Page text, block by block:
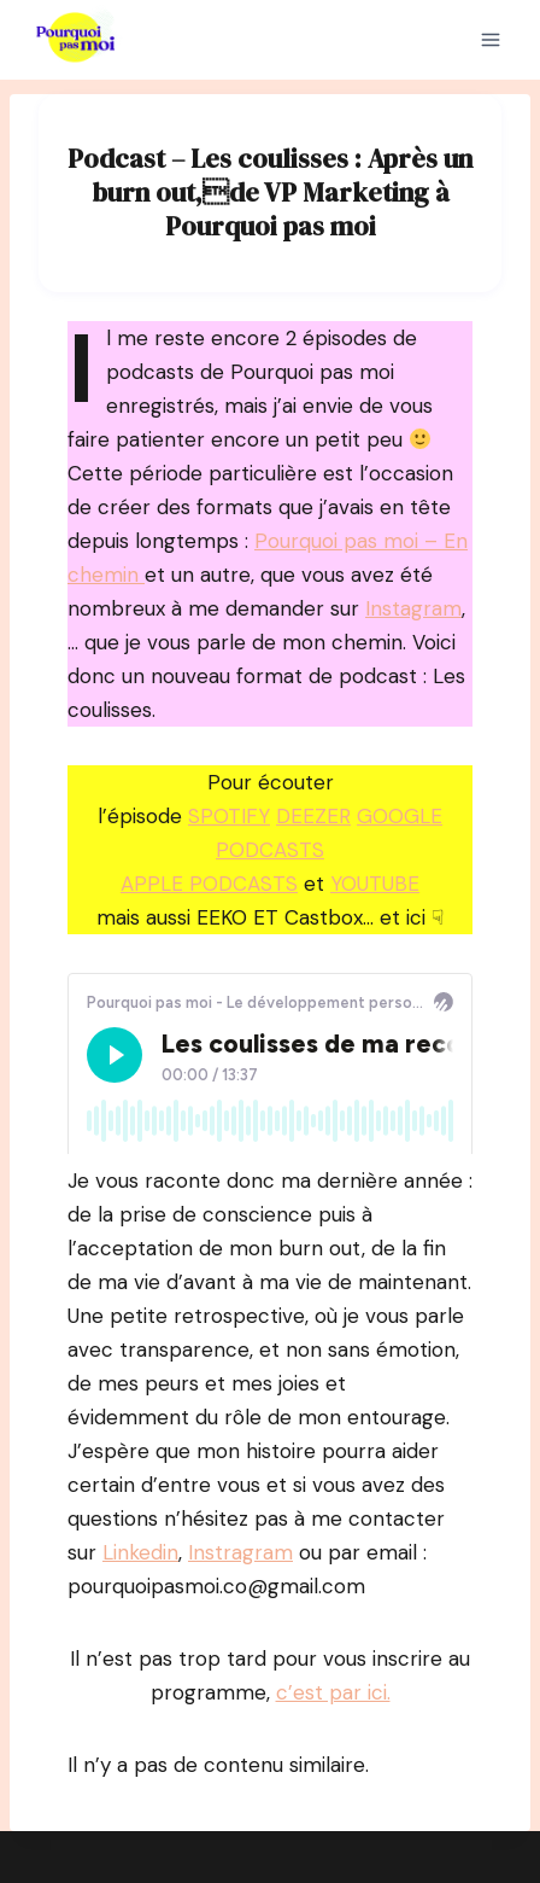
contenu
Podcast – Les coulisses : Après un
burn out,de VP Marketing à
Pourquoi pas moi
I
l me reste encore 2 épisodes de
podcasts de Pourquoi pas moi
enregistrés, mais j’ai envie de vous
faire patienter encore un petit peu
Cette période particulière est l’occasion
de créer des formats que j’avais en tête
depuis longtemps : Pourquoi pas moi – En
chemin et un autre, que vous avez été
nombreux à me demander sur Instagram,
… que je vous parle de mon chemin. Voici
donc un nouveau format de podcast : Les
coulisses.
Pour écouter
l’épisode SPOTIFY DEEZER GOOGLE
PODCASTS
APPLE PODCASTS et YOUTUBE
mais aussi EEKO ET Castbox… et ici ☟
Je vous raconte donc ma dernière année :
de la prise de conscience puis à
l’acceptation de mon burn out, de la fin
de ma vie d’avant à ma vie de maintenant.
Une petite retrospective, où je vous parle
avec transparence, et non sans émotion,
de mes peurs et mes joies et
évidemment du rôle de mon entourage.
J’espère que mon histoire pourra aider
certain d’entre vous et si vous avez des
questions n’hésitez pas à me contacter
sur Linkedin, Instragram ou par email :
pourquoipasmoi.co@gmail.com
Il n’est pas trop tard pour vous inscrire au
programme, c’est par ici.
Il n’y a pas de contenu similaire.